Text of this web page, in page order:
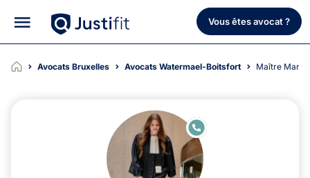
Vous êtes avocat ?
Avocats Bruxelles Avocats Watermael-Boitsfort Maître
E
N
LI
G
N
E